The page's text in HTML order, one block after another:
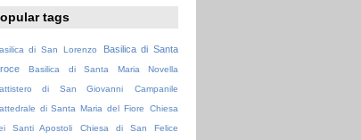
tags
di San Lorenzo
Basilica di Santa
Basilica di Santa Maria Novella
di San Giovanni
Campanile
di Santa Maria del Fiore
Chiesa
Santi Apostoli
Chiesa di San Felice